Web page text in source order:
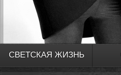
СВЕТСКАЯ ЖИЗНЬ